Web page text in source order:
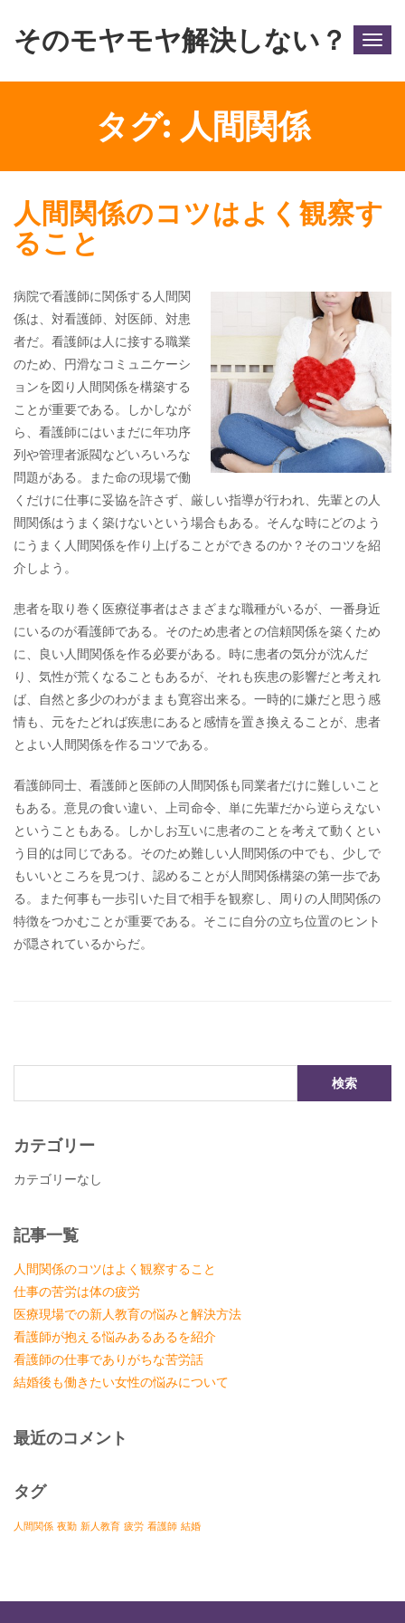
そのモヤモヤ解決しない？
タグ: 人間関係
人間関係のコツはよく観察す
ること
病院で看護師に関係する人間関
係は、対看護師、対医師、対患
者だ。看護師は人に接する職業
のため、円滑なコミュニケーシ
ョンを図り人間関係を構築する
ことが重要である。しかしなが
ら、看護師にはいまだに年功序
列や管理者派閥などいろいろな
問題がある。また命の現場で働
くだけに仕事に妥協を許さず、厳しい指導が行われ、先輩との人
間関係はうまく築けないという場合もある。そんな時にどのよう
にうまく人間関係を作り上げることができるのか？そのコツを紹
介しよう。
患者を取り巻く医療従事者はさまざまな職種がいるが、一番身近
にいるのが看護師である。そのため患者との信頼関係を築くため
に、良い人間関係を作る必要がある。時に患者の気分が沈んだ
り、気性が荒くなることもあるが、それも疾患の影響だと考えれ
ば、自然と多少のわがままも寛容出来る。一時的に嫌だと思う感
情も、元をたどれば疾患にあると感情を置き換えることが、患者
とよい人間関係を作るコツである。
看護師同士、看護師と医師の人間関係も同業者だけに難しいこと
もある。意見の食い違い、上司命令、単に先輩だから逆らえない
ということもある。しかしお互いに患者のことを考えて動くとい
う目的は同じである。そのため難しい人間関係の中でも、少しで
もいいところを見つけ、認めることが人間関係構築の第一歩であ
る。また何事も一歩引いた目で相手を観察し、周りの人間関係の
特徴をつかむことが重要である。そこに自分の立ち位置のヒント
が隠されているからだ。
カテゴリー
カテゴリーなし
記事一覧
人間関係のコツはよく観察すること
仕事の苦労は体の疲労
医療現場での新人教育の悩みと解決方法
看護師が抱える悩みあるあるを紹介
看護師の仕事でありがちな苦労話
結婚後も働きたい女性の悩みについて
最近のコメント
タグ
人間関係 夜勤 新人教育 疲労 看護師 結婚